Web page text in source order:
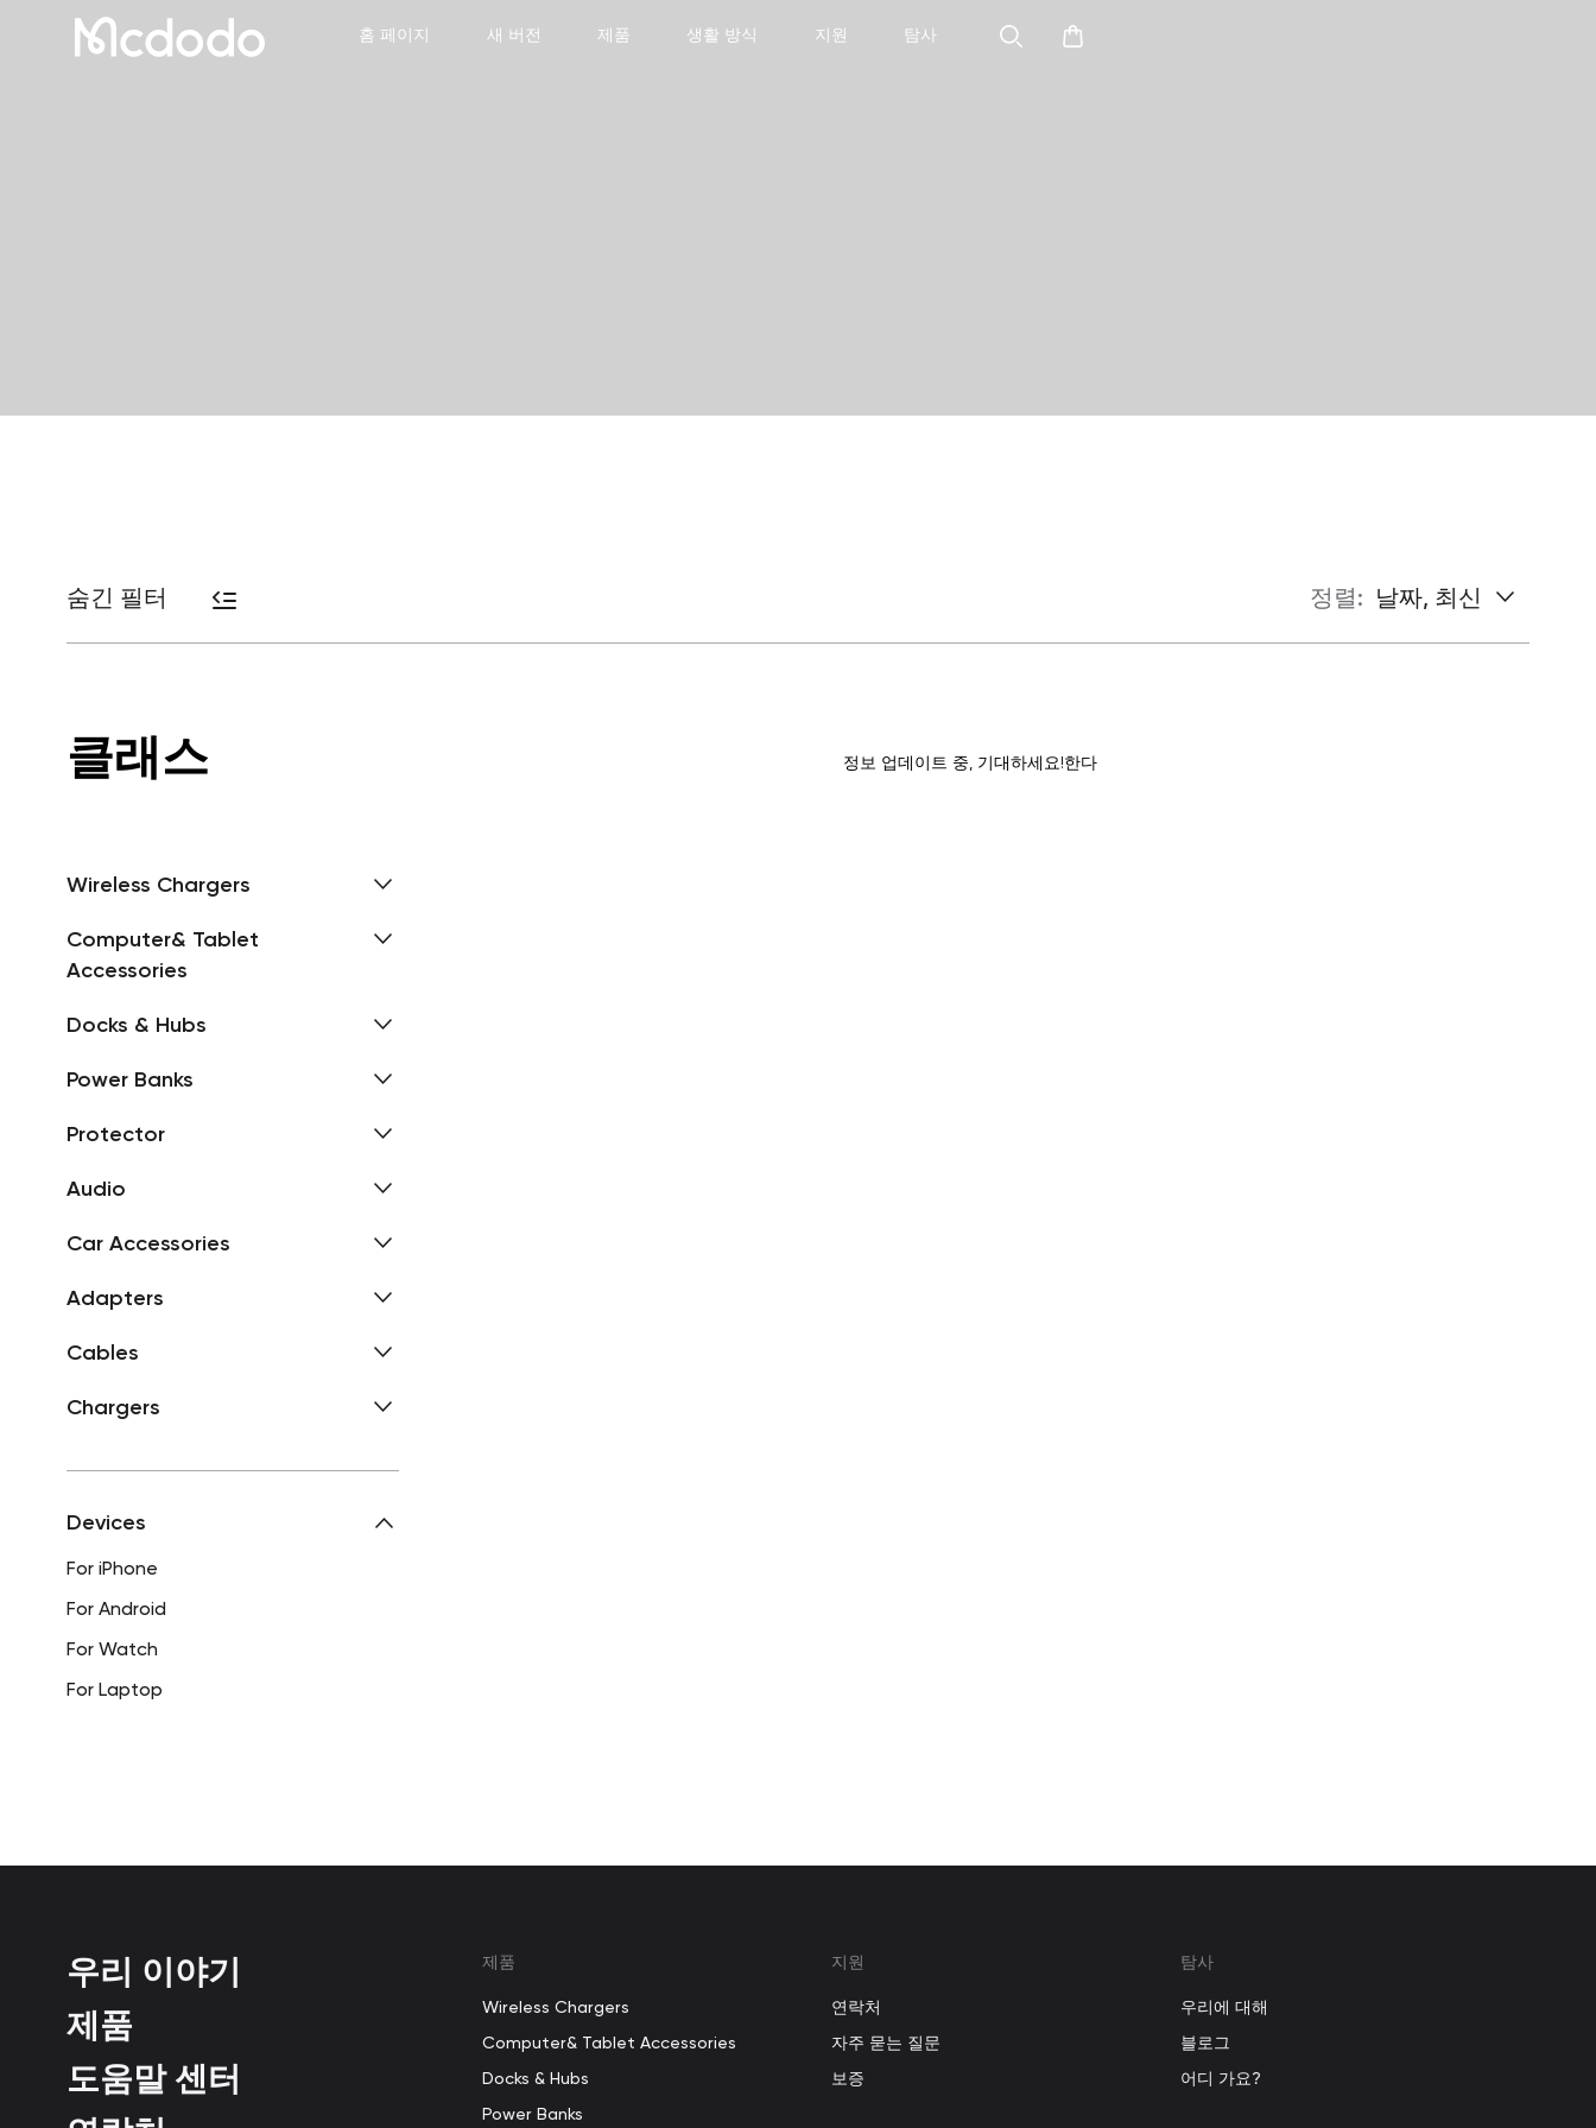
홈 페이지 새 버전 제품 생활 방식 지원 탐사
숨긴 필터 정렬: 날짜, 최신
클래스
Wireless Chargers
Computer& Tablet
Accessories
Docks & Hubs
Power Banks
Protector
Audio
Car Accessories
Adapters
Cables
Chargers
Devices
For iPhone
For Android
For Watch
For Laptop
정보 업데이트 중, 기대하세요!한다
우리 이야기
제품
도움말 센터
제품
Wireless Chargers
Computer& Tablet Accessories
Docks & Hubs
Power Banks
지원
연락처
자주 묻는 질문
보증
탐사
우리에 대해
블로그
어디 가요?